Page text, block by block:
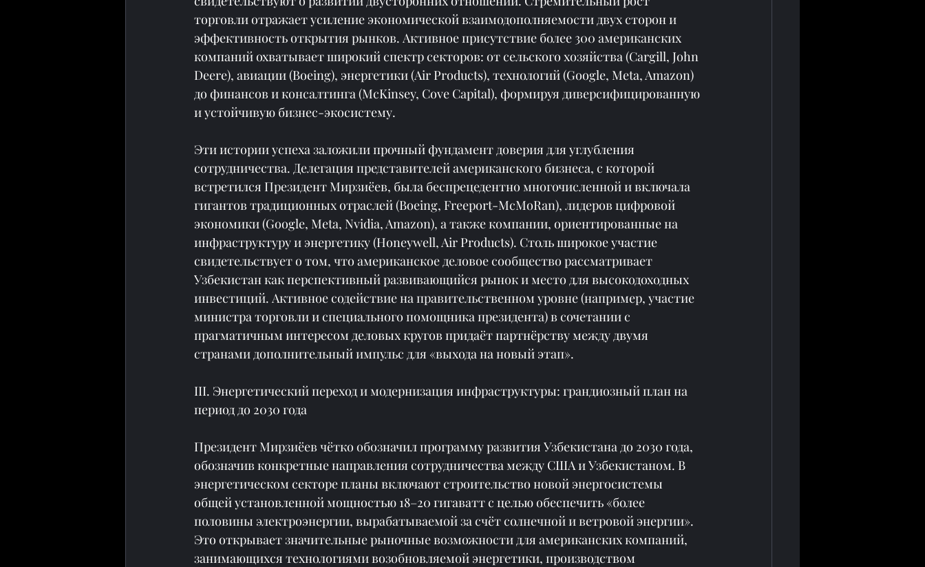
торговли отражает усиление экономической взаимодополняемости двух сторон и
эффективность открытия рынков. Активное присутствие более 300 американских
компаний охватывает широкий спектр секторов: от сельского хозяйства (Cargill, John
Deere), авиации (Boeing), энергетики (Air Products), технологий (Google, Meta, Amazon)
до финансов и консалтинга (McKinsey, Cove Capital), формируя диверсифицированную
и устойчивую бизнес-экосистему.
Эти истории успеха заложили прочный фундамент доверия для углубления
сотрудничества. Делегация представителей американского бизнеса, с которой
встретился Президент Мирзиёев, была беспрецедентно многочисленной и включала
гигантов традиционных отраслей (Boeing, Freeport-McMoRan), лидеров цифровой
экономики (Google, Meta, Nvidia, Amazon), а также компании, ориентированные на
инфраструктуру и энергетику (Honeywell, Air Products). Столь широкое участие
свидетельствует о том, что американское деловое сообщество рассматривает
Узбекистан как перспективный развивающийся рынок и место для высокодоходных
инвестиций. Активное содействие на правительственном уровне (например, участие
министра торговли и специального помощника президента) в сочетании с
прагматичным интересом деловых кругов придаёт партнёрству между двумя
странами дополнительный импульс для «выхода на новый этап».
III. Энергетический переход и модернизация инфраструктуры: грандиозный план на
период до 2030 года
Президент Мирзиёев чётко обозначил программу развития Узбекистана до 2030 года,
обозначив конкретные направления сотрудничества между США и Узбекистаном. В
энергетическом секторе планы включают строительство новой энергосистемы
общей установленной мощностью 18–20 гигаватт с целью обеспечить «более
половины электроэнергии, вырабатываемой за счёт солнечной и ветровой энергии».
Это открывает значительные рыночные возможности для американских компаний,
занимающихся технологиями возобновляемой энергетики, производством